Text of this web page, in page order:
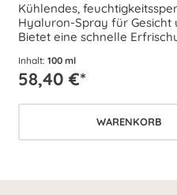
Kühlendes,
Hyaluron-Spray für Gesicht
Bietet eine schnelle
sonnengestresste Haut.
Sun Produkt geeignet.
Inhalt:100 ml
58,40 €*
WARENKORB